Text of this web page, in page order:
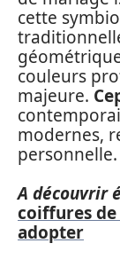
cette
couleurs
majeure.
modernes,
personnelle.
A découvrir
coiffures
adopter